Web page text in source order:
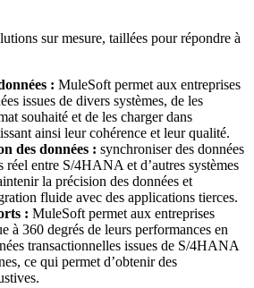
sur mesure, taillées pour répondre à
: MuleSoft permet aux entreprises
issues de divers systèmes, de les
souhaité et de les charger dans
ainsi leur cohérence et leur qualité.
des données : synchroniser des données
réel entre S/4HANA et d’autres systèmes
la précision des données et
fluide avec des applications tierces.
: MuleSoft permet aux entreprises
à 360 degrés de leurs performances en
transactionnelles issues de S/4HANA
ce qui permet d’obtenir des